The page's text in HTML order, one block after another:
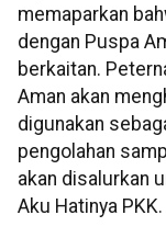
memaparkan
dengan Puspa
berkaitan.
Aman akan
digunakan
pengolahan
akan disalurkan
Aku Hatinya PKK.